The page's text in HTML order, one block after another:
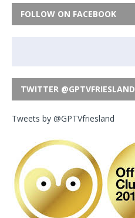
FOLLOW ON FACEBOOK
TWITTER @GPTVFRIESLAND
Tweets by @GPTVfriesland